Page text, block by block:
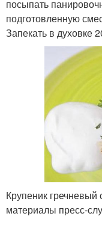
посыпать
подготовленную
Запекать в духовке
Крупеник гречневый
материалы пресс-